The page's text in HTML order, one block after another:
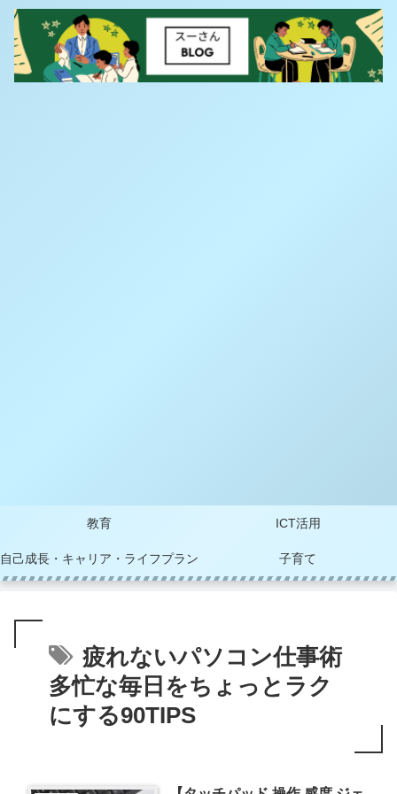
教育 ICT活用
自己成長・キャリア・ライフプラン 子育て
疲れないパソコン仕事術
多忙な毎日をちょっとラク
にする90TIPS